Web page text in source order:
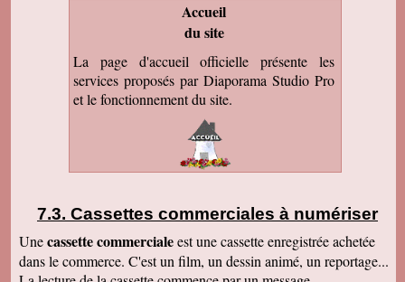
Accueil
du site
La page d'accueil officielle présente les
services proposés par Diaporama Studio Pro
et le fonctionnement du site.
Cassettes commerciales à numériser
Unecassette commercialeest une cassette enregistrée achetée
dans le commerce. C'est un film, un dessin animé, un reportage...